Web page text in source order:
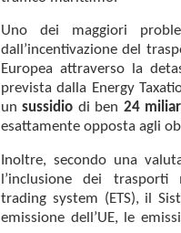
Uno dei maggiori
dall’incentivazione del
Europea attraverso la
prevista dalla Energy
unsussidio di ben 24
esattamente opposta agli
Inoltre, secondo una
l’inclusione dei trasporti
trading system (ETS), il
emissione dell’UE, le